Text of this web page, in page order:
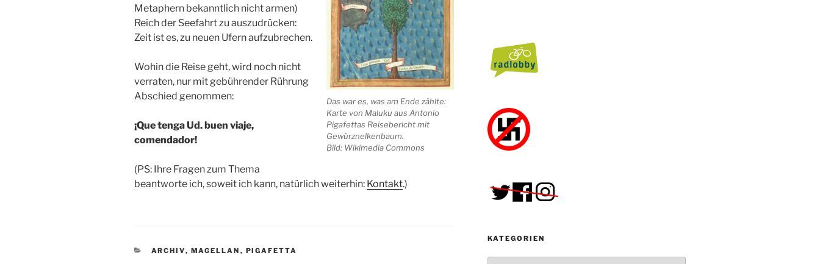
Das war es, was am Ende zählte:
Karte von Maluku aus Antonio
Pigafettas Reisebericht mit
Gewürznelkenbaum.
Bild: Wikimedia Commons
Metaphern bekanntlich nicht armen)
Reich der Seefahrt zu auszudrücken:
Zeit ist es, zu neuen Ufern aufzubrechen.
Wohin die Reise geht, wird noch nicht
verraten, nur mit gebührender Rührung
Abschied genommen:
¡Que tenga Ud. buen viaje,
comendador!
(PS: Ihre Fragen zum Thema
beantworte ich, soweit ich kann, natürlich weiterhin: Kontakt.)
KATEGORIEN
ARCHIV, MAGELLAN , PIGAFETTA
KATEGORIEN